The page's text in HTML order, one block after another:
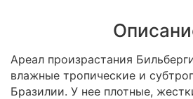
Ареал произрастания
влажные тропические и
Бразилии. У нее плотные,